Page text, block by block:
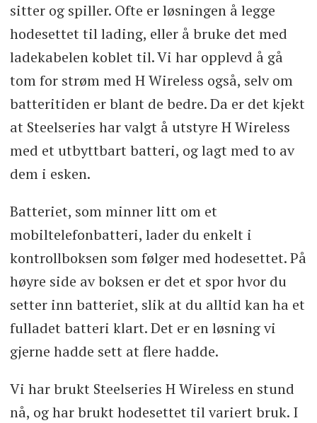
sitter og spiller. Ofte er løsningen å legge
hodesettet til lading, eller å bruke det med
ladekabelen koblet til. Vi har opplevd å gå
tom for strøm med H Wireless også, selv om
batteritiden er blant de bedre. Da er det kjekt
at Steelseries har valgt å utstyre H Wireless
med et utbyttbart batteri, og lagt med to av
dem i esken.
Batteriet, som minner litt om et
mobiltelefonbatteri, lader du enkelt i
kontrollboksen som følger med hodesettet. På
høyre side av boksen er det et spor hvor du
setter inn batteriet, slik at du alltid kan ha et
fulladet batteri klart. Det er en løsning vi
gjerne hadde sett at flere hadde.
Vi har brukt Steelseries H Wireless en stund
nå, og har brukt hodesettet til variert bruk. I